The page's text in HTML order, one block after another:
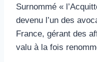
Surnommé «
devenu l’un des
France, gérant des
valu à la fois